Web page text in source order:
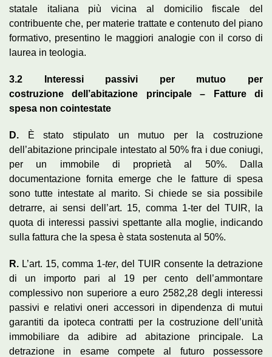
statale italiana più vicina al domicilio fiscale del
contribuente che, per materie trattate e contenuto del piano
formativo, presentino le maggiori analogie con il corso di
laurea in teologia.
3.2 Interessi passivi per mutuo per
costruzionedell’abitazione principale – Fatturedi
spesa non cointestate
D. È stato stipulato un mutuo per la costruzione
dell’abitazione principale intestato al 50% fra i due coniugi,
per un immobile di proprietà al 50%. Dalla
documentazione fornita emerge che le fatture di spesa
sono tutte intestate al marito. Si chiede se sia possibile
detrarre, ai sensi dell’art. 15, comma 1-ter del TUIR, la
quota di interessi passivi spettante alla moglie, indicando
sulla fattura che la spesa è stata sostenuta al 50%.
R. L’art. 15, comma 1-ter, del TUIR consente la detrazione
di un importo pari al 19 per cento dell’ammontare
complessivo non superiore a euro 2582,28 degli interessi
passivi e relativi oneri accessori in dipendenza di mutui
garantiti da ipoteca contratti per la costruzione dell’unità
immobiliare da adibire ad abitazione principale. La
detrazione in esame compete al futuro possessore